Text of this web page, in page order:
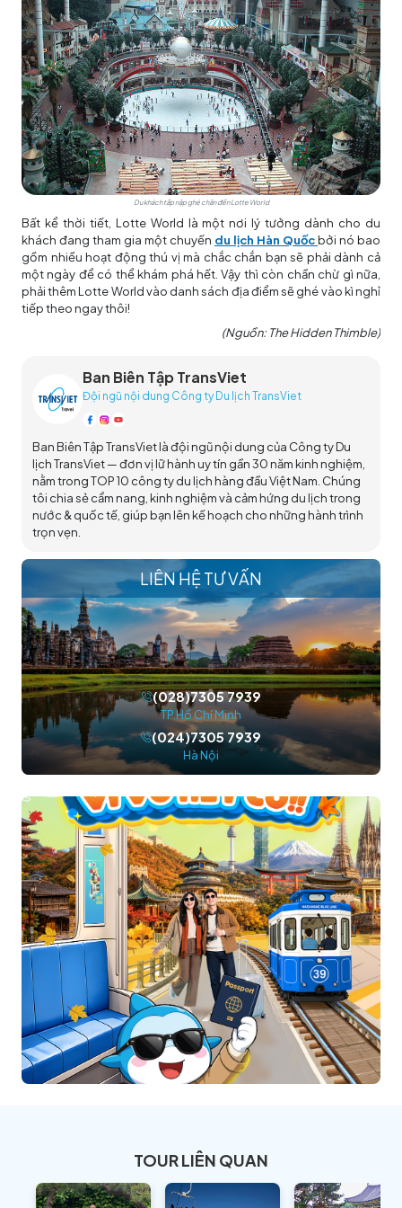
Du khách tấp nập ghé chân đến Lotte World
Bất kể thời tiết, Lotte World là một nơi lý tưởng dành cho du
khách đang tham gia một chuyến du lịch Hàn Quốcbởi nó bao
gồm nhiều hoạt động thú vị mà chắc chắn bạn sẽ phải dành cả
một ngày để có thể khám phá hết. Vậy thì còn chần chừ gì nữa,
phải thêm Lotte World vào danh sách địa điểm sẽ ghé vào kì nghỉ
tiếp theo ngay thôi!
(Nguồn: The Hidden Thimble)
Ban Biên Tập TransViet
Đội ngũ nội dung Công ty Du lịch TransViet
Ban Biên Tập TransViet là đội ngũ nội dung của Công ty Du
lịch TransViet — đơn vị lữ hành uy tín gần 30 năm kinh nghiệm,
nằm trong TOP 10 công ty du lịch hàng đầu Việt Nam. Chúng
tôi chia sẻ cẩm nang, kinh nghiệm và cảm hứng du lịch trong
nước & quốc tế, giúp bạn lên kế hoạch cho những hành trình
trọn vẹn.
LIÊN HỆ TƯ VẤN
(028)7305 7939
TP.Hồ Chí Minh
(024)7305 7939
Hà Nội
TOUR LIÊN QUAN